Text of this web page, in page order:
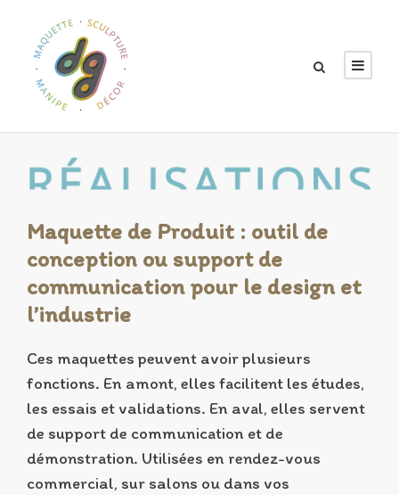
Maquette de Produit : outil de
conception ou support de
communication pour le design et
l’industrie
Ces maquettes peuvent avoir plusieurs
fonctions. En amont, elles facilitent les études,
les essais et validations. En aval, elles servent
de support de communication et de
démonstration. Utilisées en rendez-vous
commercial, sur salons ou dans vos